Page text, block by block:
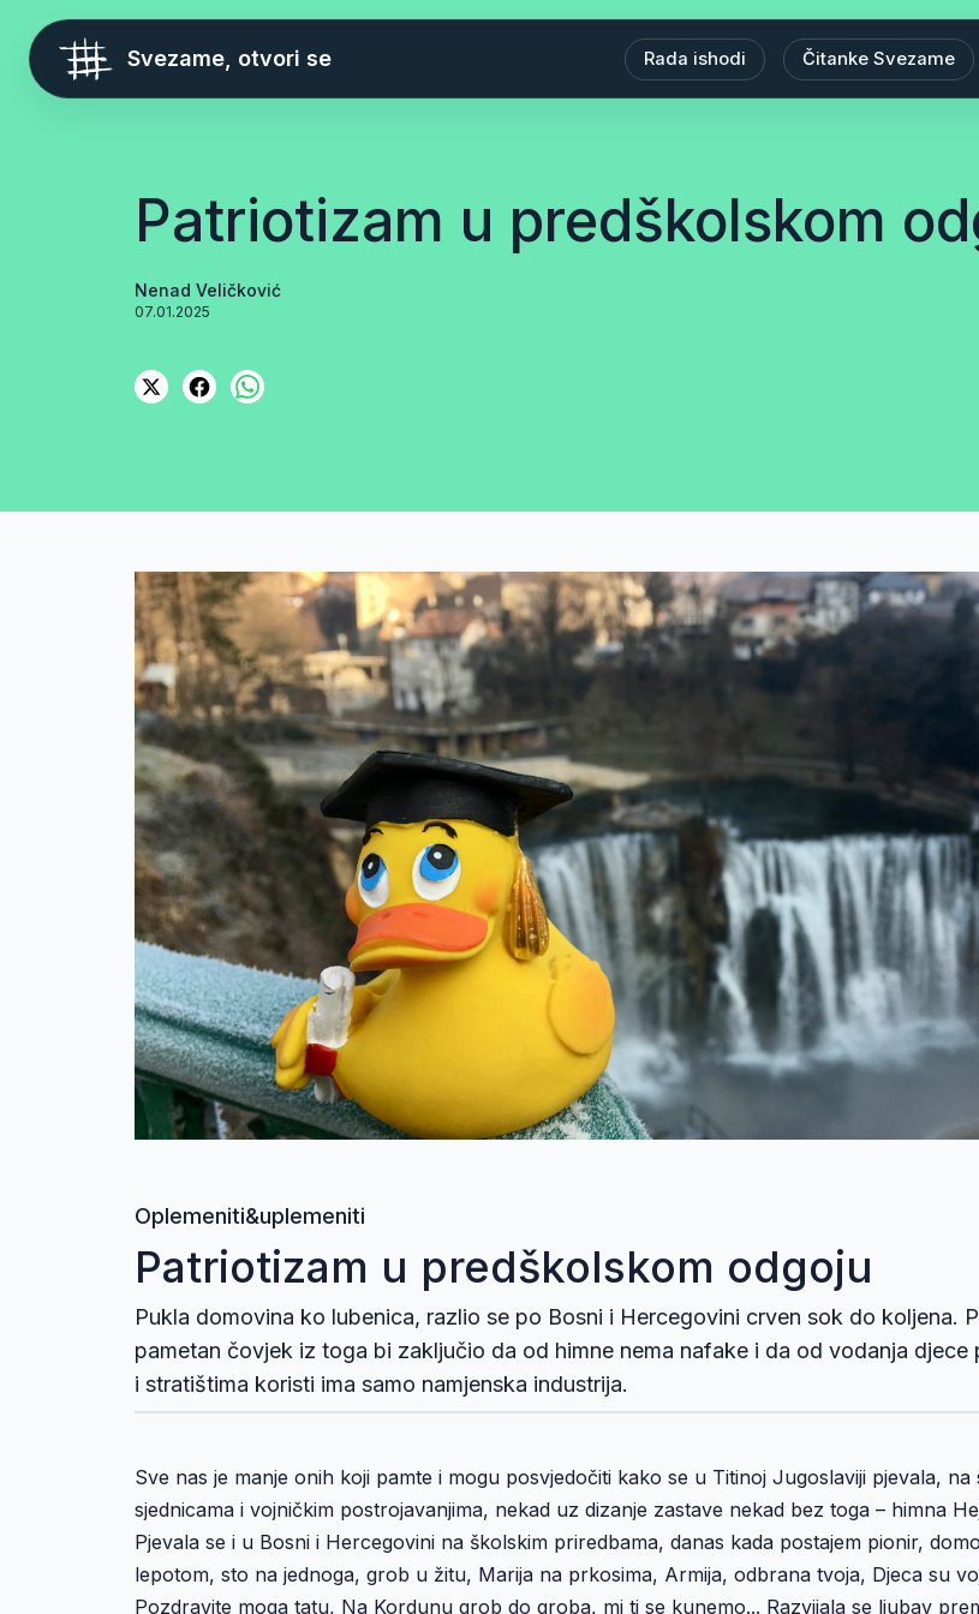
Svezame, otvori se Rada ishodi Čitanke Svezame
Patriotizam u predškolskom
Nenad Veličković
07.01.2025
Oplemeniti&uplemeniti
Patriotizam u predškolskom odgoju
Pukla domovina ko lubenica, razlio se po Bosni i Hercegovini crven sok do koljena.
pametan čovjek iz toga bi zaključio da od himne nema nafake i da od vodanja djece
i stratištima koristi ima samo namjenska industrija.
Sve nas je manje onih koji pamte i mogu posvjedočiti kako se u Titinoj Jugoslaviji pjevala, na
sjednicama i vojničkim postrojavanjima, nekad uz dizanje zastave nekad bez toga – himna
Pjevala se i u Bosni i Hercegovini na školskim priredbama, danas kada postajem pionir,
lepotom, sto na jednoga, grob u žitu, Marija na prkosima, Armija, odbrana tvoja, Djeca su
Pozdravite moga tatu, Na Kordunu grob do groba, mi ti se kunemo... Razvijala se ljubav